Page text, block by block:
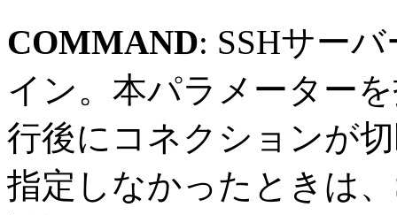
COMMAND: SSHサー
イン。本パラメーター
行後にコネクションが
指定しなかったときは